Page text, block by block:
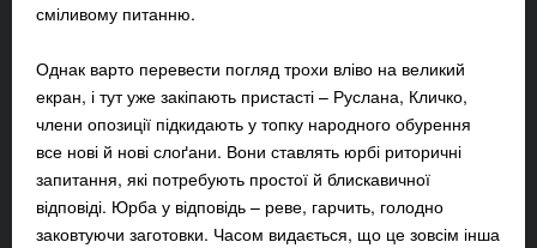
сміливому питанню.
Однак варто перевести погляд трохи вліво на великий
екран, і тут уже закіпають пристасті – Руслана, Кличко,
члени опозиції підкидають у топку народного обурення
все нові й нові слоґани. Вони ставлять юрбі риторичні
запитання, які потребують простої й блискавичної
відповіді. Юрба у відповідь – реве, гарчить, голодно
заковтуючи заготовки. Часом видається, що це зовсім інша